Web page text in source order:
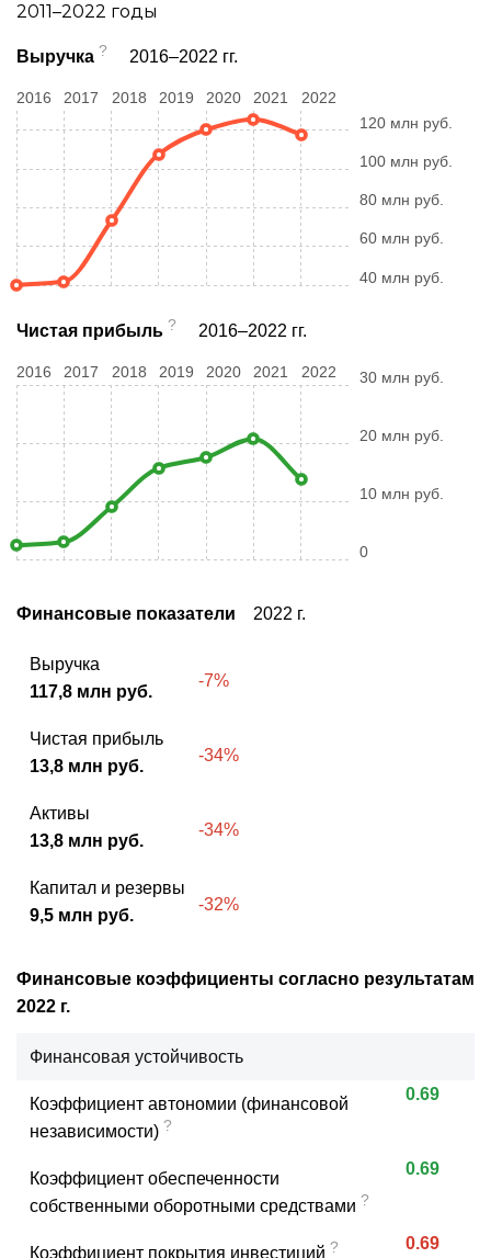
2011–2022 годы
Выручка ? 2016–2022 гг.
2016 2017 2018 2019 2020 2021 2022
40 млн руб.
60 млн руб.
80 млн руб.
100 млн руб.
120 млн руб.
Чистая прибыль ? 2016–2022 гг.
2016 2017 2018 2019 2020 2021 2022
0
10 млн руб.
20 млн руб.
30 млн руб.
Финансовые показатели 2022 г.
Выручка
117,8 млн руб.
-7%
Чистая прибыль
13,8 млн руб.
-34%
Активы
13,8 млн руб.
-34%
Капитал и резервы
9,5 млн руб.
-32%
Финансовые коэффициенты согласно результатам
2022 г.
Финансовая устойчивость
Коэффициент автономии (финансовой
независимости) ?
0.69
Коэффициент обеспеченности
собственными оборотными средствами ?
0.69
Коэффициент покрытия инвестиций ? 0.69